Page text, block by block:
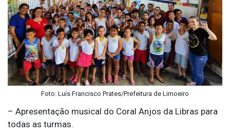
Foto: Luís Francisco Prates/Prefeitura de Limoeiro
– Apresentação musical do Coral Anjos da Libras para
todas as turmas.